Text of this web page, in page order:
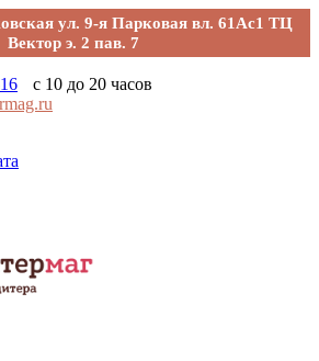
ул. 9-я Парковая вл. 61Ас1 ТЦ
Вектор э. 2 пав. 7
с 10 до 20 часов